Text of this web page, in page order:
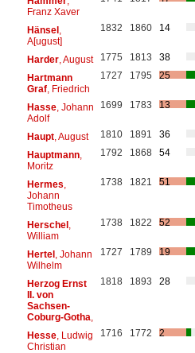
Franz Xaver
Hänsel,
A[ugust]
1832 1860 14
Harder, August 1775 1813
38
Hartmann
Graf, Friedrich
1727 1795 25
Hasse, Johann
Adolf
1699 1783 13
Haupt, August 1810 1891
36
Hauptmann,
Moritz
1792 1868 54
Hermes
Johann
Timotheus
1738 1821 51
Herschel,
William
1738 1822 52
Hertel, Johann
Wilhelm
1727 1789 19
Herzog Ernst
II. von
Sachsen-
Coburg-Gotha
1818 1893 28
Hesse, Ludwig
Christian
1716 1772 2